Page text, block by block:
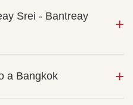
Srei - Bantreay
a Bangkok